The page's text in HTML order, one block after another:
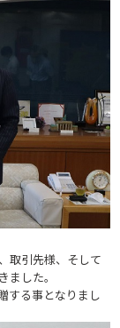
取引先様、そして
した。
する事となりまし